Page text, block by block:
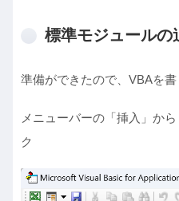
標準モジュールの
準備ができたので、VBAを書
メニューバーの「挿入」か
ク